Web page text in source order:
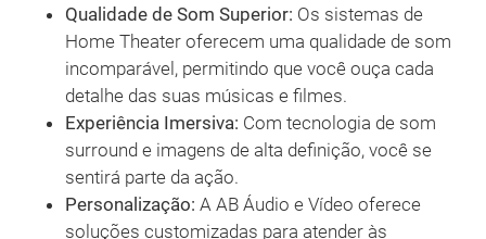
Qualidade de Som Superior: Os sistemas de
Home Theater oferecem uma qualidade de som
incomparável, permitindo que você ouça cada
detalhe das suas músicas e filmes.
Experiência Imersiva: Com tecnologia de som
surround e imagens de alta definição, você se
sentirá parte da ação.
Personalização: A AB Áudio e Vídeo oferece
soluções customizadas para atender às